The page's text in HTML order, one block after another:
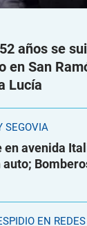
años se
en San
Lucía
SEGOVIA
avenida
EN REDES